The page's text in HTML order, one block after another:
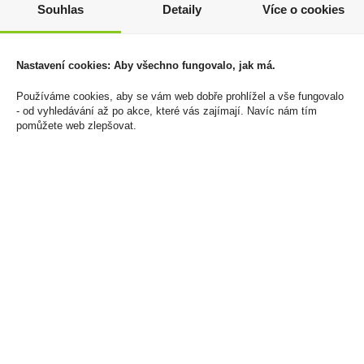
Tabák cigaretový Drum
Original 40g
430 Kč
Nerds Fruits - Cukrové
barevné dražé 141,7g
69 Kč
Souhlas Detaily Více o cookies
Nastavení cookies: Aby všechno fungovalo, jak má.
Používáme cookies, aby se vám web dobře prohlížel a vše fungovalo
- od vyhledávání až po akce, které vás zajímají. Navíc nám tím
pomůžete web zlepšovat.